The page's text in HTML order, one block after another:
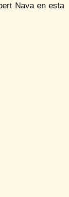
Nava en esta